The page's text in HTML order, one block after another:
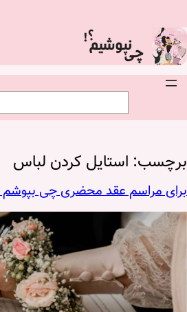
c
ج
ج
و
برچسب: استایل کردن لباس
برای مراسم عقد محضری چی بپوشم